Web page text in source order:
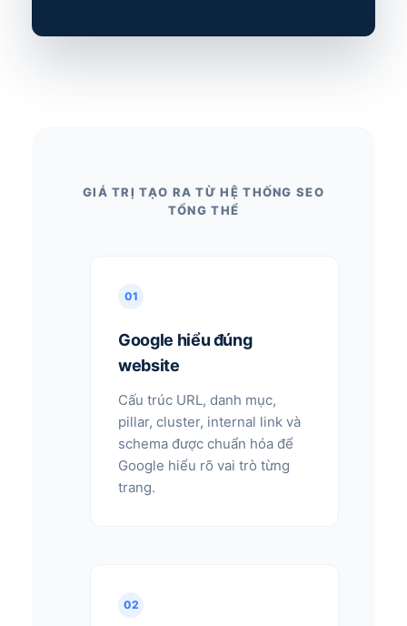
GIÁ TRỊ TẠO RA TỪ HỆ THỐNG SEO
TỔNG THỂ
01
Google hiểu đúng
website
Cấu trúc URL, danh mục,
pillar, cluster, internal link và
schema được chuẩn hóa để
Google hiểu rõ vai trò từng
trang.
02